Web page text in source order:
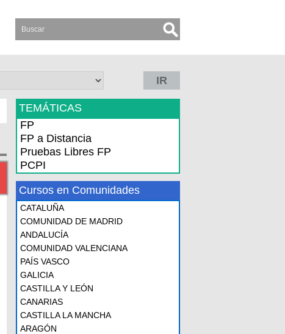
IR
TEMÁTICAS
FP
FP a Distancia
Pruebas Libres FP
PCPI
Cursos en Comunidades
CATALUÑA
COMUNIDAD DE MADRID
ANDALUCÍA
COMUNIDAD VALENCIANA
PAÍS VASCO
GALICIA
CASTILLA Y LEÓN
CANARIAS
CASTILLA LA MANCHA
ARAGÓN